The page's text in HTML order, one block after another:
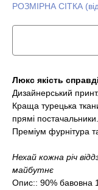
РОЗМІРНА СІТКА
Люкс якість
Дизайнерський принт.
Краща турецька
прямі постачальники.
Преміум фурнітура
Нехай кожна річ
майбутнє
Опис:: 90% бавовна